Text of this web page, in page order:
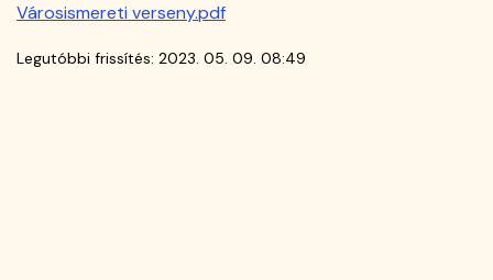
Általános
Iskola
Városismereti verseny.pdf
Legutóbbi frissítés: 2023. 05. 09. 08:49